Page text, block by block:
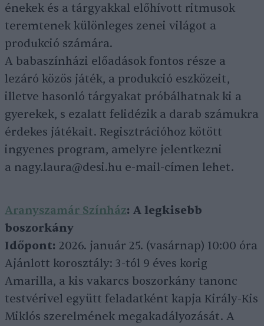
énekek és a tárgyakkal előhívott ritmusok
teremtenek különleges zenei világot a
produkció számára.
A babaszínházi előadások fontos része a
lezáró közös játék, a produkció eszközeit,
illetve hasonló tárgyakat próbálhatnak ki a
gyerekek, s ezalatt felidézik a darab számukra
érdekes játékait. Regisztrációhoz kötött
ingyenes program, amelyre jelentkezni
a nagy.laura@desi.hu e-mail-címen lehet.
Aranyszamár Színház: A legkisebb
boszorkány
Időpont: 2026. január 25. (vasárnap) 10:00 óra
Ajánlott korosztály: 3-tól 9 éves korig
Amarilla, a kis vakarcs boszorkány tanonc
testvérivel együtt feladatként kapja Király-Kis
Miklós szerelmének megakadályozását. A